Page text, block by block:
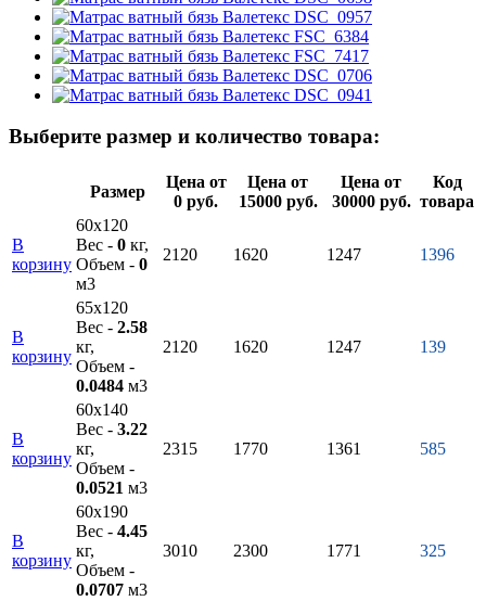
Выберите размер и количество товара:
Размер
Цена от
0 руб.
Цена от
15000 руб.
Цена от
30000 руб.
Код
товара
В
корзину
60х120
Вес - 0 кг,
Объем - 0
м3
2120 1620 1247 1396
В
корзину
65х120
Вес - 2.58
кг,
Объем -
0.0484 м3
2120 1620 1247 139
В
корзину
60х140
Вес - 3.22
кг,
Объем -
0.0521 м3
2315 1770 1361 585
В
корзину
60х190
Вес - 4.45
кг,
Объем -
0.0707 м3
3010 2300 1771 325